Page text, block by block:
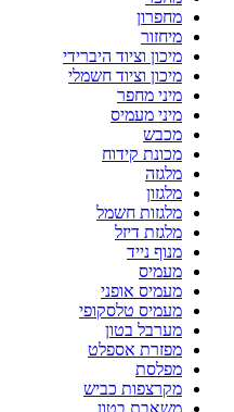
מחפרון
מיחזור
מיכון וציוד היברידי
מיכון וציוד חשמלי
מיני מחפר
מיני מעמיס
מכבש
מכונת קידוח
מלגזה
מלגזון
מלגזות חשמל
מלגזת דיזל
מנוף נייד
מעמיס
מעמיס אופני
מעמיס טלסקופי
מערבל בטון
מפזרת אספלט
מפלסת
מקרצפות כביש
משאבת בטון